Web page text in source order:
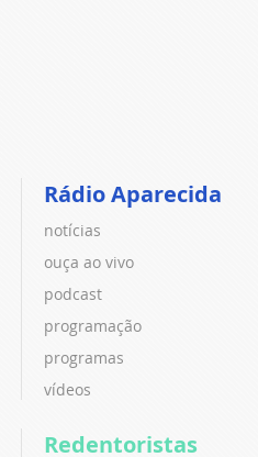
Rádio Aparecida
notícias
ouça ao vivo
podcast
programação
programas
vídeos
Redentoristas